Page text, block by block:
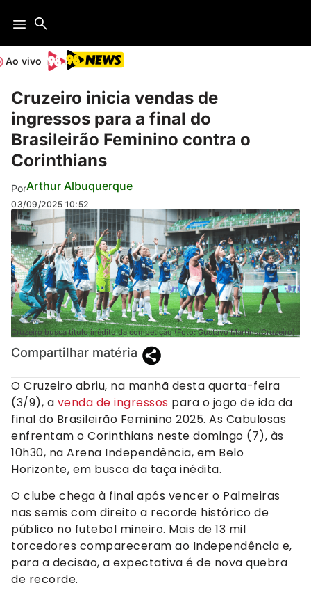
Ao vivo
Cruzeiro inicia vendas de
ingressos para a final do
Brasileirão Feminino contra o
Corinthians
PorArthur Albuquerque
03/09/2025 10:52
Cruzeiro busca título inédito da competição (Foto: Gustavo Martins/Cruzeiro)
Compartilhar matéria
O Cruzeiro abriu, na manhã desta quarta-feira
(3/9), a venda de ingressos para o jogo de ida da
final do Brasileirão Feminino 2025. As Cabulosas
enfrentam o Corinthians neste domingo (7), às
10h30, na Arena Independência, em Belo
Horizonte, em busca da taça inédita.
O clube chega à final após vencer o Palmeiras
nas semis com direito a recorde histórico de
público no futebol mineiro. Mais de 13 mil
torcedores compareceram ao Independência e,
para a decisão, a expectativa é de nova quebra
de recorde.